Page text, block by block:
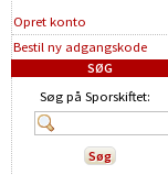
Opret konto
Bestil ny adgangskode
SØG
Søg på Sporskiftet: